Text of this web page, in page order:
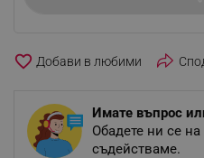
favorite_border
Имате въпрос
Обадете ни се на
съдействаме.